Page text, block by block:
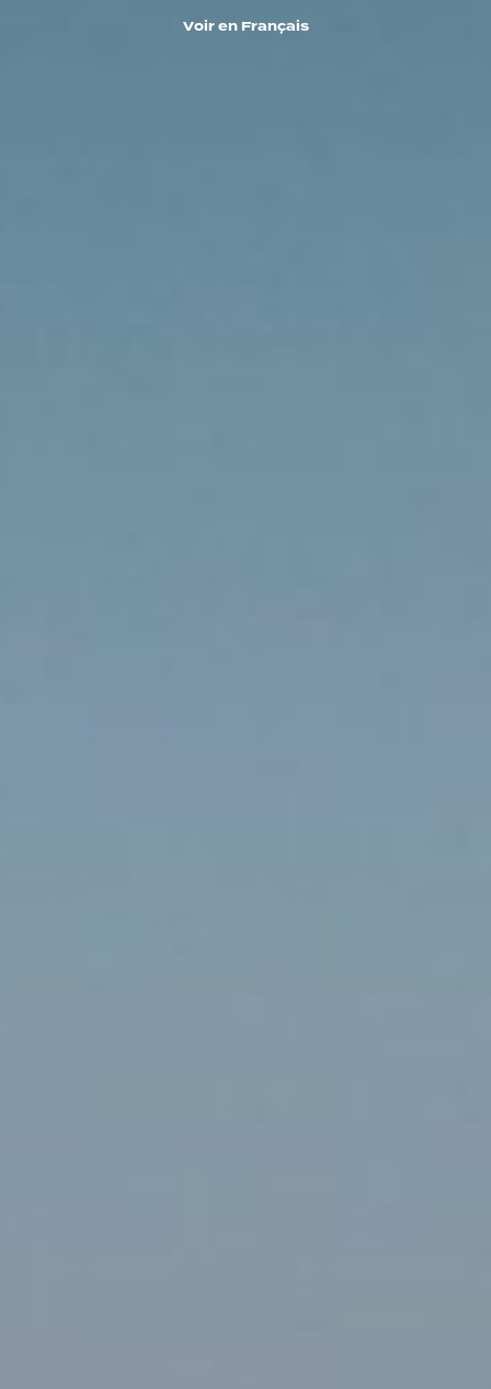
Voiren Français